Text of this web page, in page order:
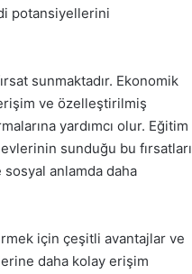
potansiyellerini
sunmaktadır. Ekonomik
ve özelleştirilmiş
yardımcı olur. Eğitim
sunduğu bu fırsatları
anlamda daha
için çeşitli avantajlar ve
daha kolay erişim